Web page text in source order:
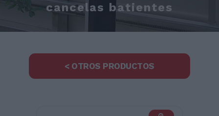
cancelas batientes
< OTROS PRODUCTOS